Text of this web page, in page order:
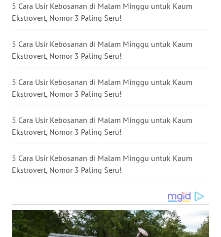
5 Cara Usir Kebosanan di Malam Minggu untuk Kaum
Ekstrovert, Nomor 3 Paling Seru!
5 Cara Usir Kebosanan di Malam Minggu untuk Kaum
Ekstrovert, Nomor 3 Paling Seru!
5 Cara Usir Kebosanan di Malam Minggu untuk Kaum
Ekstrovert, Nomor 3 Paling Seru!
5 Cara Usir Kebosanan di Malam Minggu untuk Kaum
Ekstrovert, Nomor 3 Paling Seru!
5 Cara Usir Kebosanan di Malam Minggu untuk Kaum
Ekstrovert, Nomor 3 Paling Seru!
KALSEL
KALTIM
WN
SULSEL
WN
GORONTALO
WN
SULUT
WN
WN
MALUT